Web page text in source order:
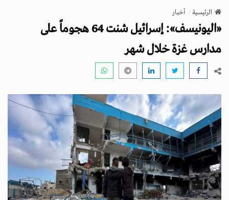
v
g
a
n
الرئيسية أخبار
«اليونيسف»: إسرائيل شنت 64 هجوماً على
مدارس غزة خلال شهر